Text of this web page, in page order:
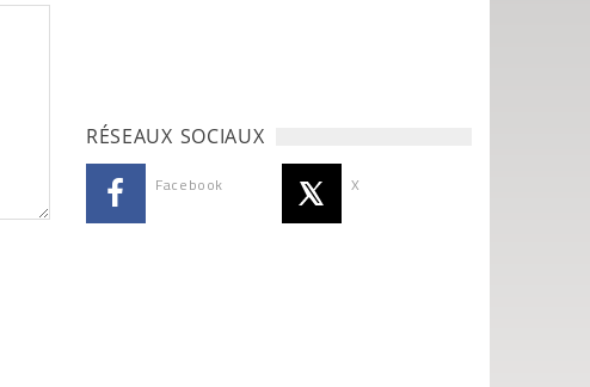
RÉSEAUX SOCIAUX
Facebook X